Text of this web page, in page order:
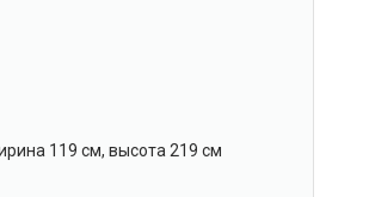
119 см, высота 219 см